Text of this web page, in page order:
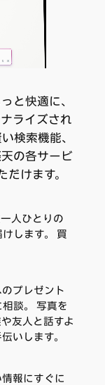
と快適に、
ライズされ
検索機能、
の各サービ
だけます。
人ひとりの
します。 買
プレゼント
談。 写真を
友人と話すよ
いします。
報にすぐに